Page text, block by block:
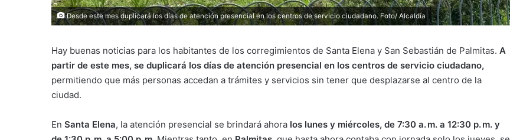
Desde este mes duplicará los días de atención presencial en los centros de servicio ciudadano. Foto/ Alcaldía
Hay buenas noticias para los habitantes de los corregimientos de Santa Elena y San Sebastián de Palmitas. A
partir de este mes, se duplicará los días de atención presencial en los centros de servicio ciudadano,
permitiendo que más personas accedan a trámites y servicios sin tener que desplazarse al centro de la
ciudad.
En Santa Elena, la atención presencial se brindará ahora los lunes y miércoles, de 7:30 a. m. a 12:30 p. m. y